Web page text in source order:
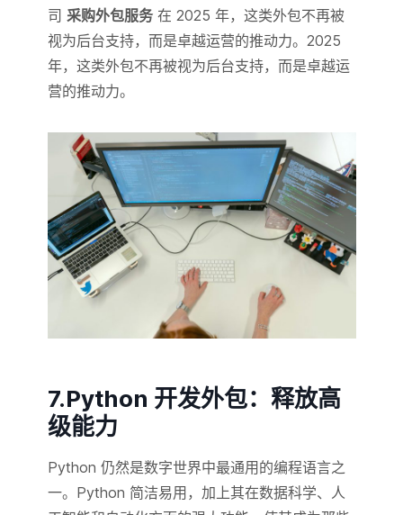
司 采购外包服务在 2025 年，这类外包不再被
视为后台支持，而是卓越运营的推动力。2025
年，这类外包不再被视为后台支持，而是卓越运
营的推动力。
7.Python 开发外包：释放高
级能力
Python 仍然是数字世界中最通用的编程语言之
一。Python 简洁易用，加上其在数据科学、人